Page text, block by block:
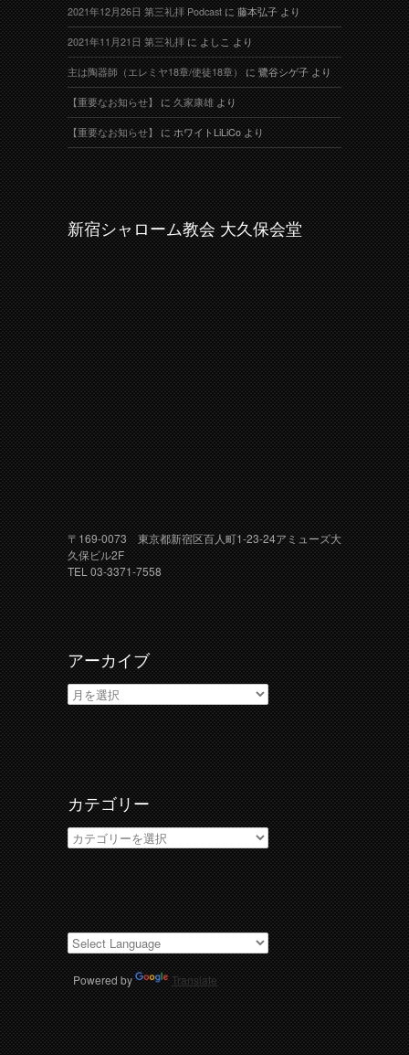
2021年12月26日 第三礼拝 Podcastに藤本弘子より
2021年11月21日 第三礼拝によしこより
主は陶器師（エレミヤ18章/使徒18章）に鷺谷シゲ子より
【重要なお知らせ】に久家康雄より
【重要なお知らせ】にホワイトLiLiCoより
新宿シャローム教会 大久保会堂
〒169-0073 東京都新宿区百人町1-23-24アミューズ大
久保ビル2F
TEL 03-3371-7558
アーカイブ
ア
ー
カ
イ
ブ
カテゴリー
カ
テ
ゴ
リ
ー
Powered by Translate